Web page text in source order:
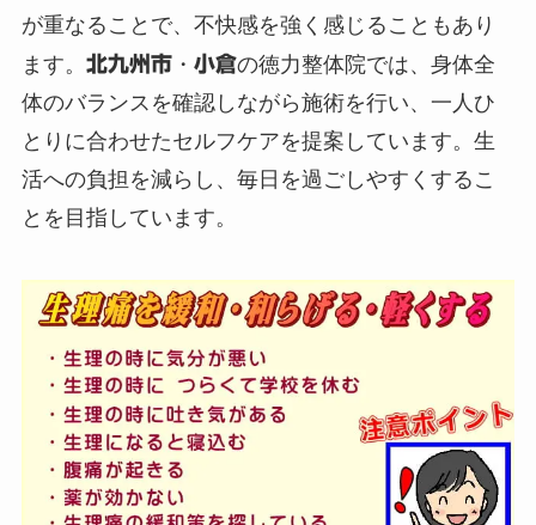
が重なることで、不快感を強く感じることもあり
ます。 北九州市・ 小倉の徳力整体院では、身体全
体のバランスを確認しながら施術を行い、一人ひ
とりに合わせたセルフケアを提案しています。生
活への負担を減らし、毎日を過ごしやすくするこ
とを目指しています。